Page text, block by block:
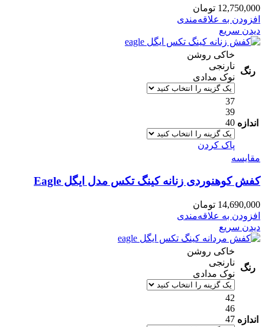
12,750,000 تومان
افزودن به علاقه‌مندی
دیدن سریع
رنگ
خاکی روشن
نارنجی
نوک مدادی
اندازه
37
39
40
پاک کردن
مقایسه
کفش کوهنوردی زنانه کینگ تکس مدل ایگل Eagle
14,690,000 تومان
افزودن به علاقه‌مندی
دیدن سریع
رنگ
خاکی روشن
نارنجی
نوک مدادی
اندازه
42
46
47